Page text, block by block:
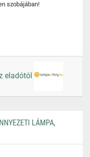
szobájában!
eladótól
LÁMPA,